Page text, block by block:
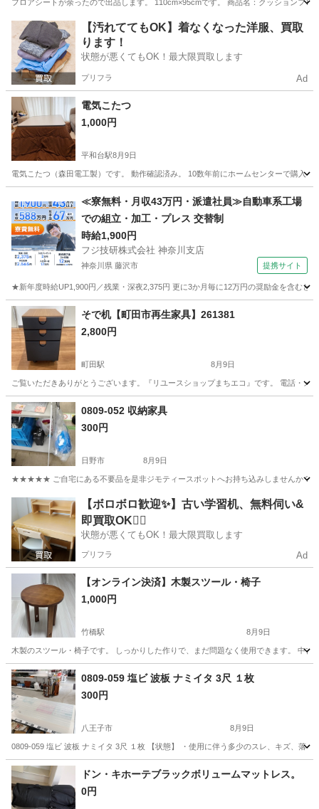
フロアシートが余ったので出品します。 110cm×95cmです。 商品名：クッションフ
東京 新宿区 初台駅 カーペット/マット/ラグ モルタル
【汚れててもOK】着なくなった洋服、買取
ります！
状態が悪くてもOK！最大限買取します
プリフラ Ad
電気こたつ
1,000円
平和台駅8月9日
電気こたつ（森田電工製）です。 動作確認済み。 10数年前にホームセンターで購入
平和台駅 テーブル
≪寮無料・月収43万円・派遣社員≫自動車系工場
での組立・加工・プレス 交替制
時給1,900円
フジ技研株式会社 神奈川支店
神奈川県 藤沢市 提携サイト
★新年度時給UP1,900円／残業・深夜2,375円 更に3か月毎に12万円の奨励金を含む
神奈川 藤沢市 その他
そで机【町田市再生家具】261381
2,800円
町田駅 8月9日
ご覧いただきありがとうございます。『リユースショップまちエコ』です。 電話・
東京 町田市 収納家具
0809-052 収納家具
300円
日野市 8月9日
★★★★★ ご自宅にある不要品を是非ジモティースポットへお持ち込みしませんか？
東京 日野市 収納家具 現地
【ボロボロ歓迎✨】古い学習机、無料伺い&
即買取OK🙆‍♀️
状態が悪くてもOK！最大限買取します
プリフラ Ad
【オンライン決済】木製スツール・椅子
1,000円
竹橋駅 8月9日
木製のスツール・椅子です。 しっかりした作りで、まだ問題なく使用できます。 中
東京 千代田区 椅子 木製
0809-059 塩ビ 波板 ナミイタ 3尺 １枚
300円
八王子市 8月9日
0809-059 塩ビ 波板 ナミイタ 3尺 １枚 【状態】 ・使用に伴う多少のスレ、キズ、落
東京 八王子市 収納家具 現地
ドン・キホーテブラックボリュームマットレス。
0円